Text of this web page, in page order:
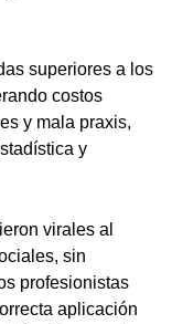
superiores a los
costos
y mala praxis,
y
virales al
sin
profesionistas
aplicación